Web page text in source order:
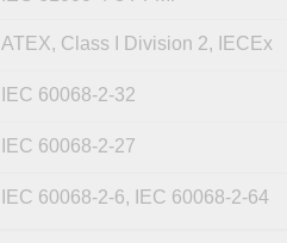
ATEX, Class I Division 2, IECEx
IEC 60068-2-32
IEC 60068-2-27
IEC 60068-2-6, IEC 60068-2-64